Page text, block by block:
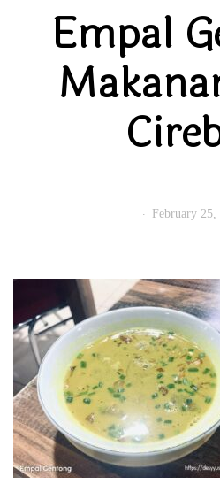
Empal
February 25,